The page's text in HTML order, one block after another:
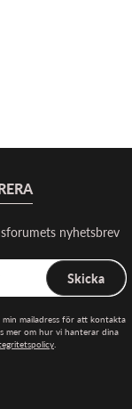
nyhetsbrev
Skicka
mailadress för att kontakta
mer om hur vi hanterar dina
.